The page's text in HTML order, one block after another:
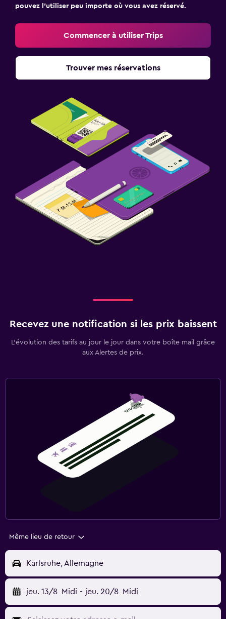
pouvez l’utiliser peu importe où vous avez réservé.
Commencer à utiliser Trips
Trouver mes réservations
Recevez une notification si les prix baissent
L’évolution des tarifs au jour le jour dans votre boîte mail grâce
aux Alertes de prix.
Même lieu de retour
Karlsruhe, Allemagne
jeu. 13/8 Midi - jeu. 20/8 Midi